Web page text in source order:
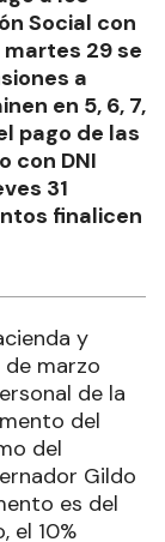
a los
Social con
martes 29 se
a
en 5, 6, 7,
pago de las
DNI
y
marzo
de la
del